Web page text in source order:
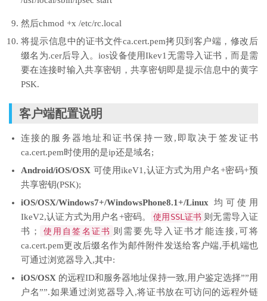
然后chmod +x /etc/rc.local
将提示信息中的证书文件ca.cert.pem拷贝到客户端，修改后
缀名为.cer后导入。ios设备使用Ikev1无需导入证书，而是需
要在连接时输入共享密钥，共享密钥即是提示信息中的黄字
PSK.
客户端配置说明
连接的服务器地址和证书保持一致,即取决于签发证书
ca.cert.pem时使用的是ip还是域名;
Android/iOS/OSX 可使用ikeV1,认证方式为用户名+密码+预
共享密钥(PSK);
iOS/OSX/Windows7+/WindowsPhone8.1+/Linux 均可使用
IkeV2,认证方式为用户名+密码。
使用 SSL 证书 则无需导入证
书；
使用自签名证书 则需要先导入证书才能连接,可将
ca.cert.pem更改后缀名作为邮件附件发送给客户端,手机端也
可通过浏览器导入,其中:
iOS/OSX 的远程ID和服务器地址保持一致,用户鉴定选择””用
户名””.如果通过浏览器导入,将证书放在可访问的远程外链